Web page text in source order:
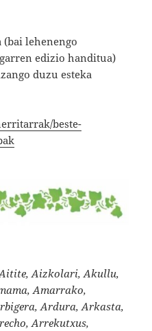
lehenengo
edizio handitua)
duzu esteka
beste-
Aizkolari, Akullu,
Amarrako,
Ardura, Arkasta,
Arrekutxus,